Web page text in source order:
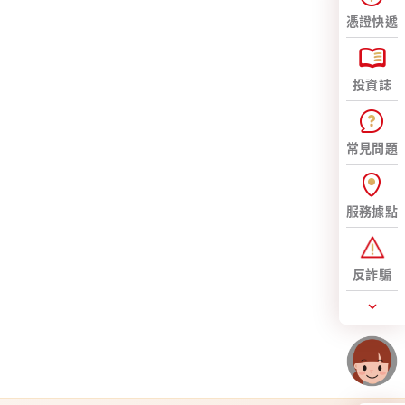
憑證快遞
投資誌
常見問題
服務據點
反詐騙